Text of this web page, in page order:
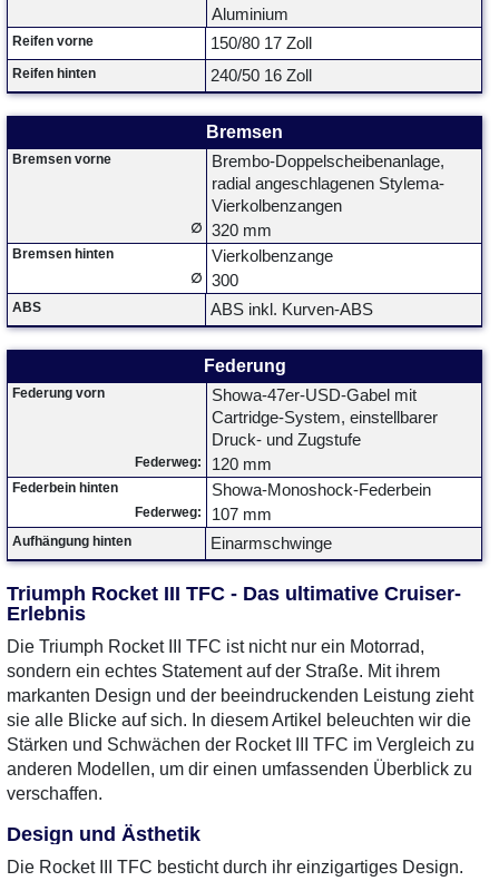
Aluminium
Reifen vorne 150/80 17 Zoll
Reifen hinten 240/50 16 Zoll
Bremsen
Bremsen vorne
Brembo-Doppelscheibenanlage,
radial angeschlagenen Stylema-
Vierkolbenzangen
∅ 320 mm
Bremsen hinten Vierkolbenzange
∅ 300
ABS ABS inkl. Kurven-ABS
Federung
Federung vorn
Showa-47er-USD-Gabel mit
Cartridge-System, einstellbarer
Druck- und Zugstufe
Federweg: 120 mm
Federbein hinten Showa-Monoshock-Federbein
Federweg: 107 mm
Aufhängung hinten Einarmschwinge
Triumph Rocket III TFC - Das ultimative Cruiser-
Erlebnis
Die Triumph Rocket III TFC ist nicht nur ein Motorrad,
sondern ein echtes Statement auf der Straße. Mit ihrem
markanten Design und der beeindruckenden Leistung zieht
sie alle Blicke auf sich. In diesem Artikel beleuchten wir die
Stärken und Schwächen der Rocket III TFC im Vergleich zu
anderen Modellen, um dir einen umfassenden Überblick zu
verschaffen.
Design und Ästhetik
Die Rocket III TFC besticht durch ihr einzigartiges Design.